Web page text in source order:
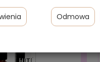
Odmowa